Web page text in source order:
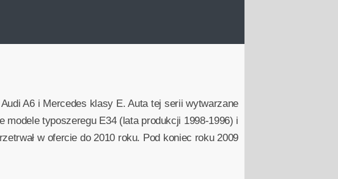
A6 i Mercedes klasy E. Auta tej serii wytwarzane
typoszeregu E34 (lata produkcji 1998-1996) i
w ofercie do 2010 roku. Pod koniec roku 2009